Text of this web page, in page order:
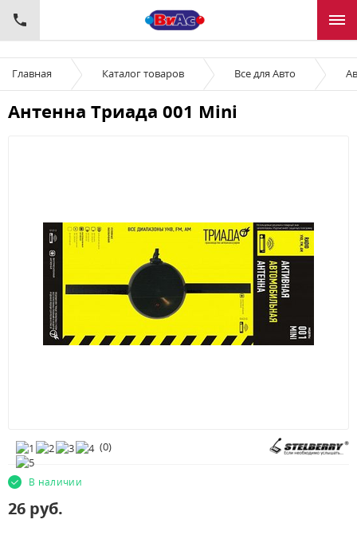
Главная Каталог товаров Все для Авто
Антенна Триада 001 Mini
(0)
В наличии
26 руб.